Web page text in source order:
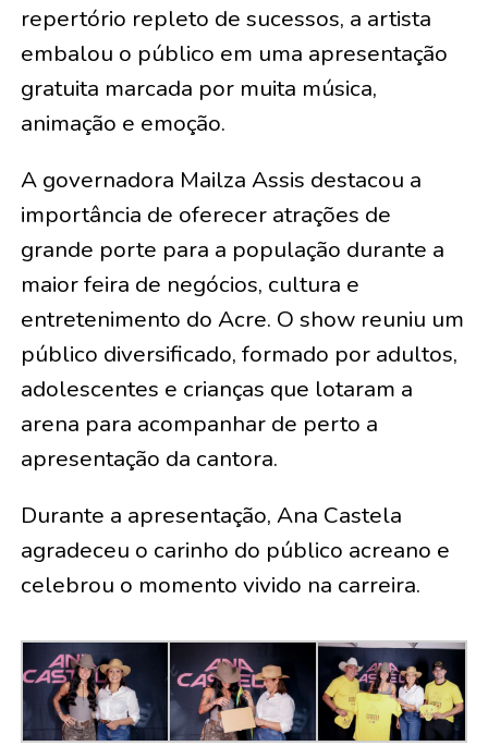
repertório repleto de sucessos, a artista
embalou o público em uma apresentação
gratuita marcada por muita música,
animação e emoção.
A governadora Mailza Assis destacou a
importância de oferecer atrações de
grande porte para a população durante a
maior feira de negócios, cultura e
entretenimento do Acre. O show reuniu um
público diversificado, formado por adultos,
adolescentes e crianças que lotaram a
arena para acompanhar de perto a
apresentação da cantora.
Durante a apresentação, Ana Castela
agradeceu o carinho do público acreano e
celebrou o momento vivido na carreira.